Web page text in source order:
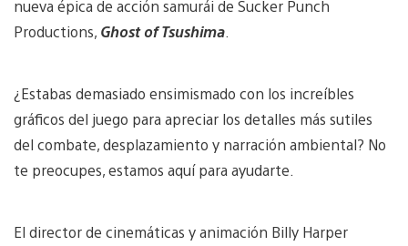
nueva épica de acción samurái de Sucker Punch
Productions, Ghost of Tsushima
¿Estabas demasiado ensimismado con los increíbles
gráficos del juego para apreciar los detalles más sutiles
del combate, desplazamiento y narración ambiental? No
te preocupes, estamos aquí para ayudarte.
El director de cinemáticas y animación Billy Harper